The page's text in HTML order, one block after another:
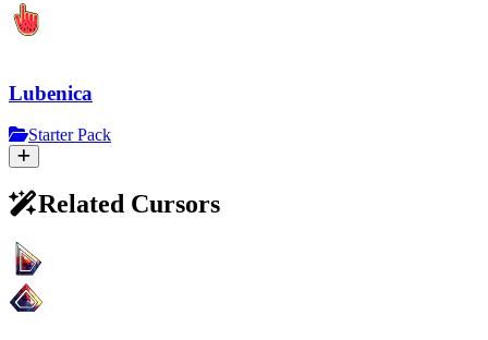
Lubenica
Starter Pack
Related Cursors